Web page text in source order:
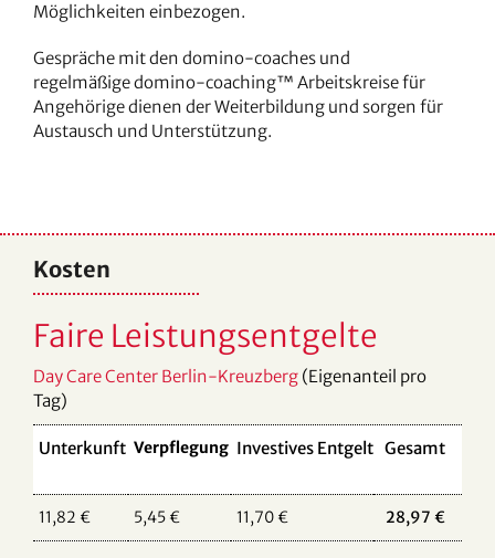
Möglichkeiten einbezogen.
Gespräche mit den domino-coaches und
regelmäßige domino-coaching™ Arbeitskreise für
Angehörige dienen der Weiterbildung und sorgen für
Austausch und Unterstützung.
Kosten
Faire Leistungsentgelte
Day Care Center Berlin-Kreuzberg (Eigenanteil pro
Tag)
Unterkunft Verpflegung Investives Entgelt Gesamt
11,82 € 5,45 € 11,70 € 28,97 €